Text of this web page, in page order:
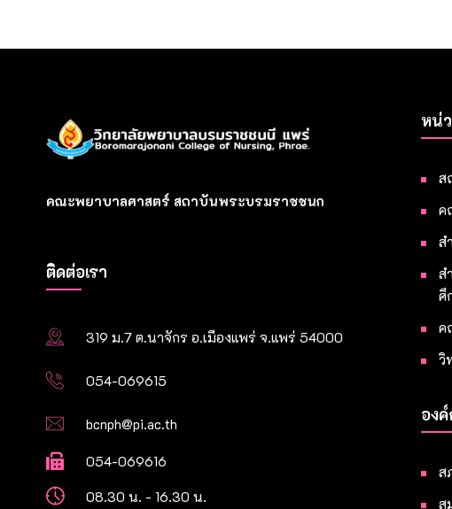
คณะพยาบาลศาสตร์ สถาบันพระบรมราชชนก
ติดต่อเรา
319 ม.7 ต.นาจักร อ.เมืองแพร่ จ.แพร่ 54000
054-069615
bcnph@pi.ac.th
054-069616
08.30 น. - 16.30 น.
หน่
ส
ค
ส
ส
ศึ
ค
วิ
อง
ส
ส